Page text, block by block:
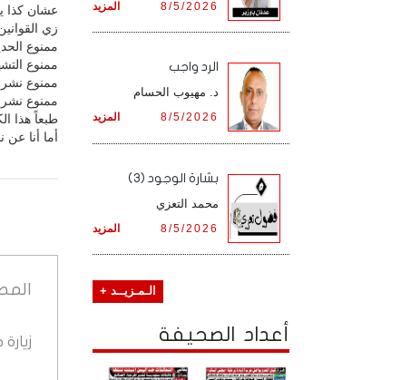
عشان كذا
زي
ممنوع
ممنوع
ممنوع نشر
ممنوع نشر
طبعاً هذا
أما أنا
المزيد 8/5/2026
الرد واجب
د. مهيوب الحسام
المزيد 8/5/2026
بشارة الوجود (3)
محمد التعزي
المزيد 8/5/2026
الـمـزيــد +
أعداد الصحيفة